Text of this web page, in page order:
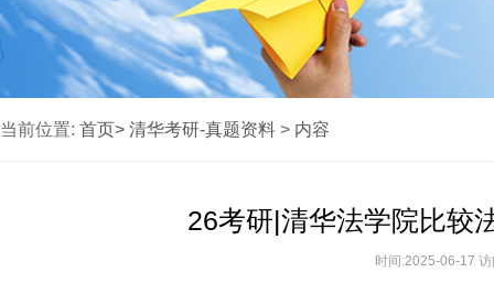
当前位置: 首页> 清华考研-真题资料 > 内容
26考研|清华法学院比较
时间:2025-06-17